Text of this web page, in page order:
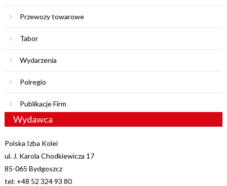
Przewozy towarowe
Tabor
Wydarzenia
Polregio
Publikacje Firm
Wydawca
Polska Izba Kolei
ul. J. Karola Chodkiewicza 17
85-065 Bydgoszcz
tel: +48 52 324 93 80